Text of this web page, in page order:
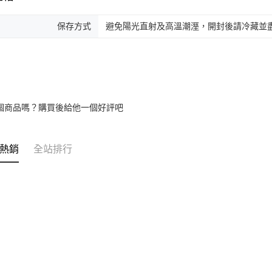
保存方式 避免陽光直射及高溫潮溼，開封後請冷藏並
商品嗎？購買後給他一個好評吧
銷 全站排行